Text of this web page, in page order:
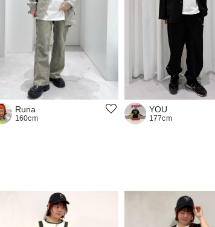
Runa
160cm
YOU
177cm